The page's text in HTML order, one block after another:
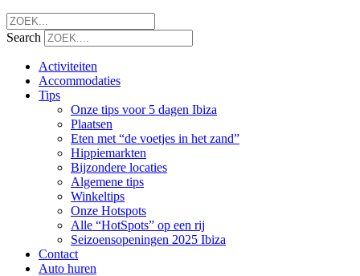
Search
Activiteiten
Accommodaties
Tips
Onze tips voor 5 dagen Ibiza
Plaatsen
Eten met “de voetjes in het zand”
Hippiemarkten
Bijzondere locaties
Algemene tips
Winkeltips
Onze Hotspots
Alle “HotSpots” op een rij
Seizoensopeningen 2025 Ibiza
Contact
Auto huren